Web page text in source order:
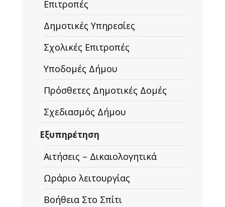
Επιτροπές
Δημοτικές Υπηρεσίες
Σχολικές Επιτροπές
Υποδομές Δήμου
Πρόσθετες Δημοτικές Δομές
Σχεδιασμός Δήμου
Εξυπηρέτηση
Αιτήσεις – Δικαιολογητικά
Ωράριο λειτουργίας
Βοήθεια Στο Σπίτι